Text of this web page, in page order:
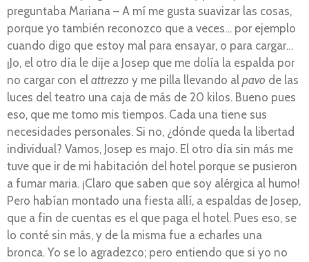
preguntaba Mariana – A mí me gusta suavizar las cosas,
porque yo también reconozco que a veces… por ejemplo
cuando digo que estoy mal para ensayar, o para cargar…
¡Jo, el otro día le dije a Josep que me dolía la espalda por
no cargar con el attrezzo y me pilla llevando al pavo de las
luces del teatro una caja de más de 20 kilos. Bueno pues
eso, que me tomo mis tiempos. Cada una tiene sus
necesidades personales. Si no, ¿dónde queda la libertad
individual? Vamos, Josep es majo. El otro día sin más me
tuve que ir de mi habitación del hotel porque se pusieron
a fumar maria. ¡Claro que saben que soy alérgica al humo!
Pero habían montado una fiesta allí, a espaldas de Josep,
que a fin de cuentas es el que paga el hotel. Pues eso, se
lo conté sin más, y de la misma fue a echarles una
bronca. Yo se lo agradezco; pero entiendo que si yo no